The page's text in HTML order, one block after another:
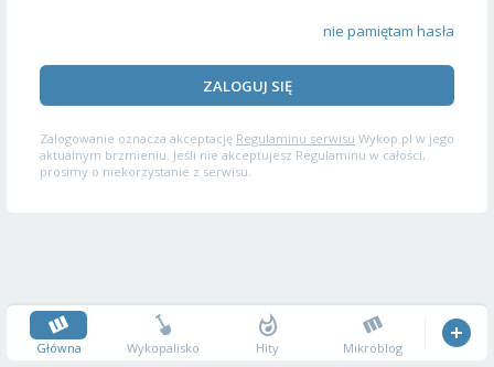
nie pamiętam hasła
ZALOGUJ SIĘ
Zalogowanie oznacza akceptację Regulaminu serwisu Wykop.pl w jego
aktualnym brzmieniu. Jeśli nie akceptujesz Regulaminu w całości,
prosimy o niekorzystanie z serwisu.
Główna Wykopalisko Hity Mikroblog